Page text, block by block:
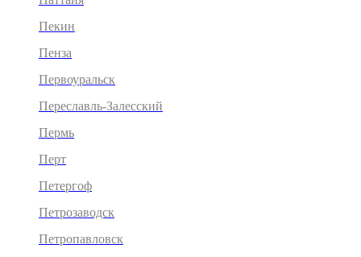
Пекин
Пенза
Первоуральск
Переславль-Залесский
Пермь
Перт
Петергоф
Петрозаводск
Петропавловск